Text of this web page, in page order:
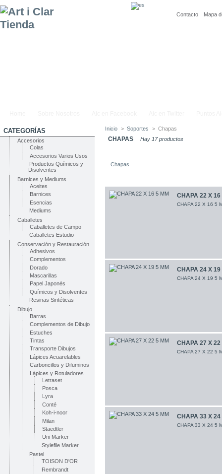
Contacto Mapa
CATEGORÍAS
Accesorios
Colas
Accesorios Varios Usos
Productos Químicos y
Disolventes
Barnices y Mediums
Aceites
Barnices
Esencias
Mediums
Caballetes
Caballetes de Campo
Caballetes Estudio
Conservación y Restauración
Adhesivos
Complementos
Dorado
Mascarillas
Papel Japonés
Químicos y Disolventes
Resinas Sintéticas
Dibujo
Barras
Complementos de Dibujo
Estuches
Tintas
Transporte Dibujos
Lápices Acuarelables
Carboncillos y Difuminos
Lápices y Rotuladores
Letraset
Posca
Lyra
Conté
Koh-i-noor
Milan
Staedtler
Uni Marker
Stylefile Marker
Pastel
TOISON D'OR
Rembrandt
Inicio > Soportes > Chapas
CHAPAS Hay 17 productos
Chapas
CHAPA 22 X 16
CHAPA 22 X 16 5
CHAPA 24 X 19
CHAPA 24 X 19 5
CHAPA 27 X 22
CHAPA 27 X 22 5
CHAPA 33 X 24
CHAPA 33 X 24 5